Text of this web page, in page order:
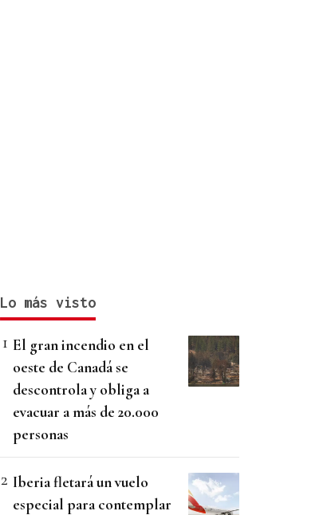
Lo más visto
El gran incendio en el
oeste de Canadá se
descontrola y obliga a
evacuar a más de 20.000
personas
Iberia fletará un vuelo
especial para contemplar